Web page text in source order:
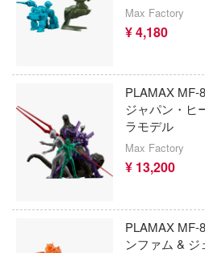
Max Factory
¥ 4,180
PLAMAX MF-
ジャパン・ヒ
ラモデル
Max Factory
¥ 13,200
PLAMAX MF-
ンファム &
ダンジョ
超重神
超光戦士
チェンソ
月姫 -A
DC
AMT(プ
MJ
ANYZ(
ウクラ
フロントライン
ONLINE
帽子のアトリエ
ねらえ!